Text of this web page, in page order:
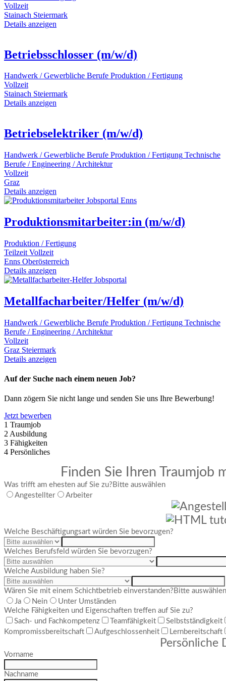
Vollzeit
Stainach Steiermark
Details anzeigen
Betriebsschlosser (m/w/d)
Handwerk / Gewerbliche Berufe Produktion / Fertigung
Vollzeit
Stainach Steiermark
Details anzeigen
Betriebselektriker (m/w/d)
Handwerk / Gewerbliche Berufe Produktion / Fertigung Technische
Berufe / Engineering / Architektur
Vollzeit
Graz
Details anzeigen
Produktionsmitarbeiter:in (m/w/d)
Produktion / Fertigung
Teilzeit Vollzeit
Enns Oberösterreich
Details anzeigen
Metallfacharbeiter/Helfer (m/w/d)
Handwerk / Gewerbliche Berufe Produktion / Fertigung Technische
Berufe / Engineering / Architektur
Vollzeit
Graz Steiermark
Details anzeigen
Auf der Suche nach einem neuen Job?
Dann zögern Sie nicht lange und senden Sie uns Ihre Bewerbung!
Jetzt bewerben
1 Traumjob
2 Ausbildung
3 Fähigkeiten
4 Persönliches
Finden Sie Ihren Traumjob
Was trifft am ehesten auf Sie zu? Bitte auswählen
Angestellter
Arbeiter
Welche Beschäftigungsart würden Sie bevorzugen?
Welches Berufsfeld würden Sie bevorzugen?
Welche Ausbildung haben Sie?
Wären Sie mit einem Schichtbetrieb einverstanden? Bitte auswählen
Ja
Nein
Unter Umständen
Welche Fähigkeiten und Eigenschaften treffen auf Sie zu?
Sach- und Fachkompetenz
Teamfähigkeit
Selbstständigkeit
Kompromissbereitschaft
Aufgeschlossenheit Lernbereitschaft
Persönliche
Vorname
Nachname